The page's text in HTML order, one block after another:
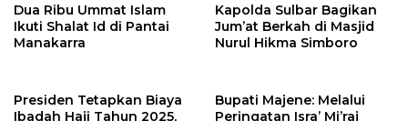
Dua Ribu Ummat Islam
Ikuti Shalat Id di Pantai
Manakarra
Kapolda Sulbar Bagikan
Jum’at Berkah di Masjid
Nurul Hikma Simboro
Presiden Tetapkan Biaya
Ibadah Haji Tahun 2025,
Bupati Majene: Melalui
Peringatan Isra’ Mi’raj